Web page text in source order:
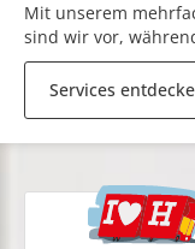
Mit unserem
sind wir vor,
Services